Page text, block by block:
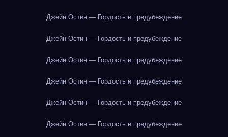
Джейн Остин — Гордость и предубеждение
Джейн Остин — Гордость и предубеждение
Джейн Остин — Гордость и предубеждение
Джейн Остин — Гордость и предубеждение
Джейн Остин — Гордость и предубеждение
Джейн Остин — Гордость и предубеждение